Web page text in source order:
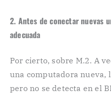
2. Antes de conectar nuevas
adecuada
Por cierto, sobre M.2. A
una computadora nueva,
pero no se detecta en el